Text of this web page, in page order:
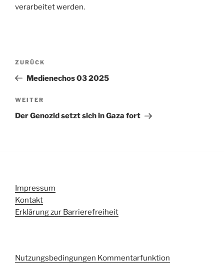
verarbeitet werden.
Beitragsnavigation
Vorheriger
Beitrag
ZURÜCK
Medienechos 03 2025
Nächster
Beitrag
WEITER
Der Genozid setzt sich in Gaza fort
Impressum
Kontakt
Erklärung zur Barrierefreiheit
Nutzungsbedingungen Kommentarfunktion